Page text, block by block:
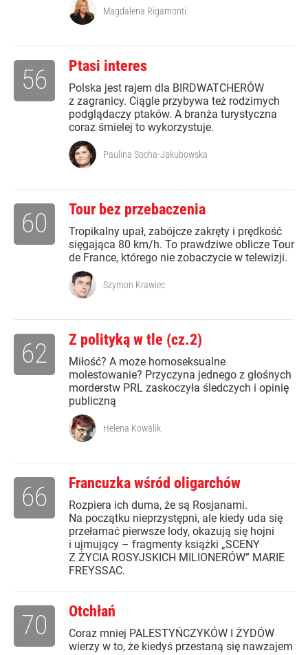
Magdalena Rigamonti
Ptasi interes
Polska jest rajem dla BIRDWATCHERÓW
z zagranicy. Ciągle przybywa też rodzimych
podglądaczy ptaków. A branża turystyczna
coraz śmielej to wykorzystuje.
56
Paulina Socha-Jakubowska
Tour bez przebaczenia
Tropikalny upał, zabójcze zakręty i prędkość
sięgająca 80 km/h. To prawdziwe oblicze Tour
de France, którego nie zobaczycie w telewizji.
60
Szymon Krawiec
Z polityką w tle (cz.2)
Miłość? A może homoseksualne
molestowanie? Przyczyna jednego z głośnych
morderstw PRL zaskoczyła śledczych i opinię
publiczną
62
Helena Kowalik
Francuzka wśród oligarchów
Rozpiera ich duma, że są Rosjanami.
Na początku nieprzystępni, ale kiedy uda się
przełamać pierwsze lody, okazują się hojni
i ujmujący – fragmenty książki „SCENY
Z ŻYCIA ROSYJSKICH MILIONERÓW” MARIE
FREYSSAC.
66
Otchłań
Coraz mniej PALESTYŃCZYKÓW I ŻYDÓW
wierzy w to, że kiedyś przestaną się nawzajem
70